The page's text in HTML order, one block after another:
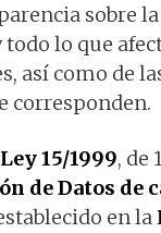
sobre
lo que
así como de
corresponden.
Ley 15/1999, de
de Datos de
en la